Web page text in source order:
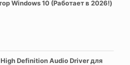
Windows 10 (Работает в 2026!)
Definition Audio Driver для